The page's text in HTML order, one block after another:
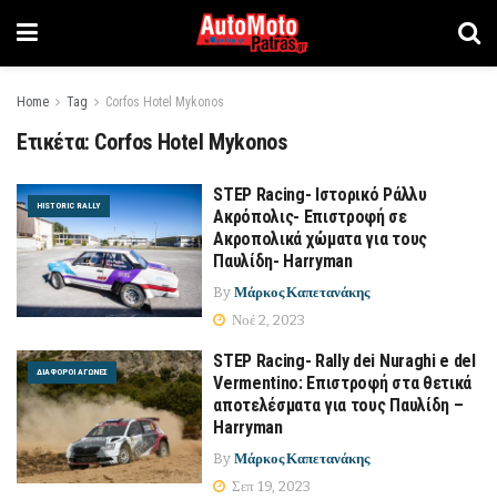
Home Tag Corfos Hotel Mykonos
Ετικέτα: Corfos Hotel Mykonos
HISTORIC RALLY
STEP Racing- Ιστορικό Ράλλυ
Ακρόπολις- Επιστροφή σε
Ακροπολικά χώματα για τους
Παυλίδη- Harryman
By Μάρκος Καπετανάκης
Νοέ 2, 2023
ΔΙΆΦΟΡΟΙ ΑΓΏΝΕΣ
STEP Racing- Rally dei Nuraghi e del
Vermentino: Επιστροφή στα θετικά
αποτελέσματα για τους Παυλίδη –
Harryman
By Μάρκος Καπετανάκης
Σεπ 19, 2023